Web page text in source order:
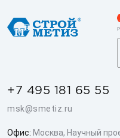
+7 495 181 65 55
msk@smetiz.ru
Офис: Москва, Научный